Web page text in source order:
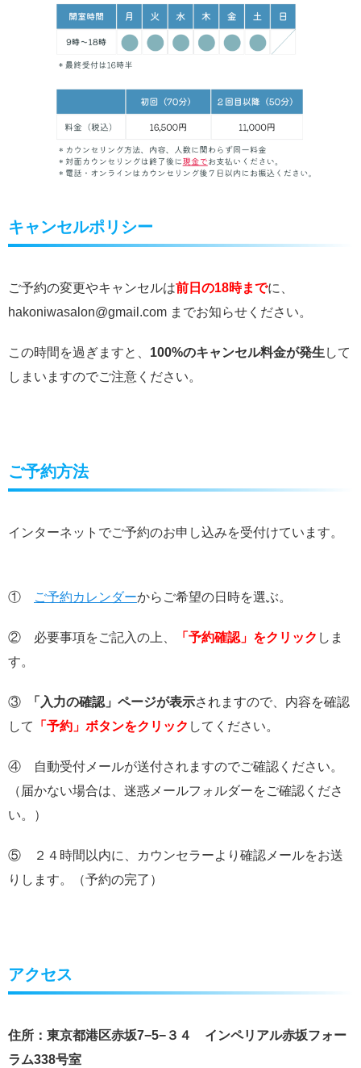
キャンセルポリシー
ご予約の変更やキャンセルは前日の18時までに、
hakoniwasalon@gmail.com までお知らせください。
この時間を過ぎますと、 100%のキャンセル料金が発生 して
しまいますのでご注意ください。
ご予約方法
インターネットでご予約のお申し込みを受付けています。
① ご予約カレンダーからご希望の日時を選ぶ。
② 必要事項をご記入の上、 「予約確認」をクリック しま
す。
③ 「入力の確認」ページが表示されますので、内容を確認
して
「予約」ボタンをクリック してください。
④ 自動受付メールが送付されますのでご確認ください。
（届かない場合は、迷惑メールフォルダーをご確認くださ
い。）
⑤ ２４時間以内に、カウンセラーより確認メールをお送
りします。（予約の完了）
アクセス
住所：東京都港区赤坂7−5−３４ インペリアル赤坂フォー
ラム338号室